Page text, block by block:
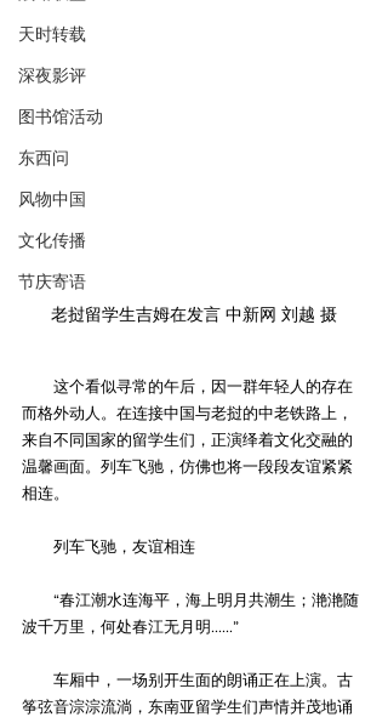
天时转载
深夜影评
图书馆活动
东西问
风物中国
文化传播
节庆寄语
老挝留学生吉姆在发言 中新网 刘越 摄
这个看似寻常的午后，因一群年轻人的存在
而格外动人。在连接中国与老挝的中老铁路上，
来自不同国家的留学生们，正演绎着文化交融的
温馨画面。列车飞驰，仿佛也将一段段友谊紧紧
相连。
列车飞驰，友谊相连
“春江潮水连海平，海上明月共潮生；滟滟随
波千万里，何处春江无月明……”
车厢中，一场别开生面的朗诵正在上演。古
筝弦音淙淙流淌，东南亚留学生们声情并茂地诵